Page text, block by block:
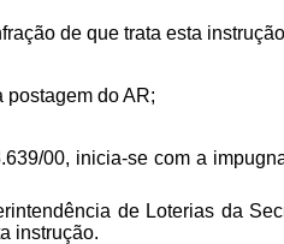
de que trata esta
postagem do AR;
00, inicia-se com a
de Loterias da
instrução.